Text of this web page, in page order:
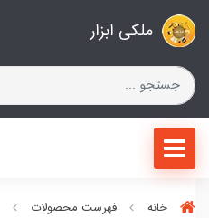
ملکی ابزار
خانه فهرست محصولات